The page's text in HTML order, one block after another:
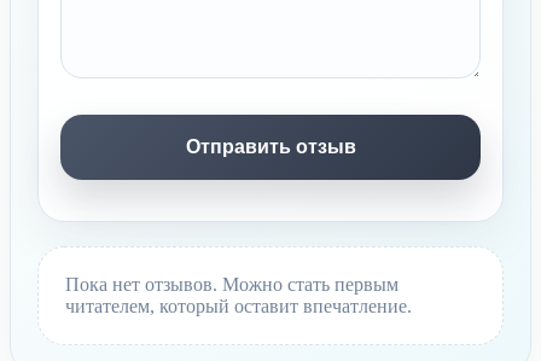
Пока нет отзывов. Можно стать первым
читателем, который оставит впечатление.